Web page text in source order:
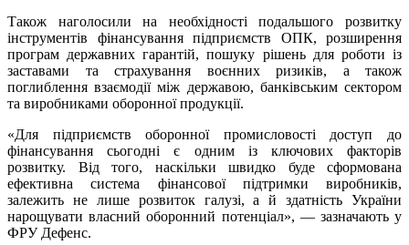
Також наголосили на необхідності подальшого розвитку
інструментів фінансування підприємств ОПК, розширення
програм державних гарантій, пошуку рішень для роботи із
заставами та страхування воєнних ризиків, а також
поглиблення взаємодії між державою, банківським сектором
та виробниками оборонної продукції.
«Для підприємств оборонної промисловості доступ до
фінансування сьогодні є одним із ключових факторів
розвитку. Від того, наскільки швидко буде сформована
ефективна система фінансової підтримки виробників,
залежить не лише розвиток галузі, а й здатність України
нарощувати власний оборонний потенціал», — зазначають у
ФРУ Дефенс.